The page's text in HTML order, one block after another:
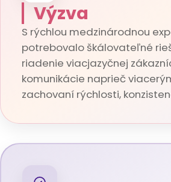
Výzva
S rýchlou medzinárodnou
potrebovalo škálovateľné
riadenie viacjazyčnej
komunikácie naprieč
zachovaní rýchlosti,